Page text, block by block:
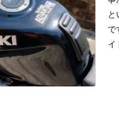
と
で
イ